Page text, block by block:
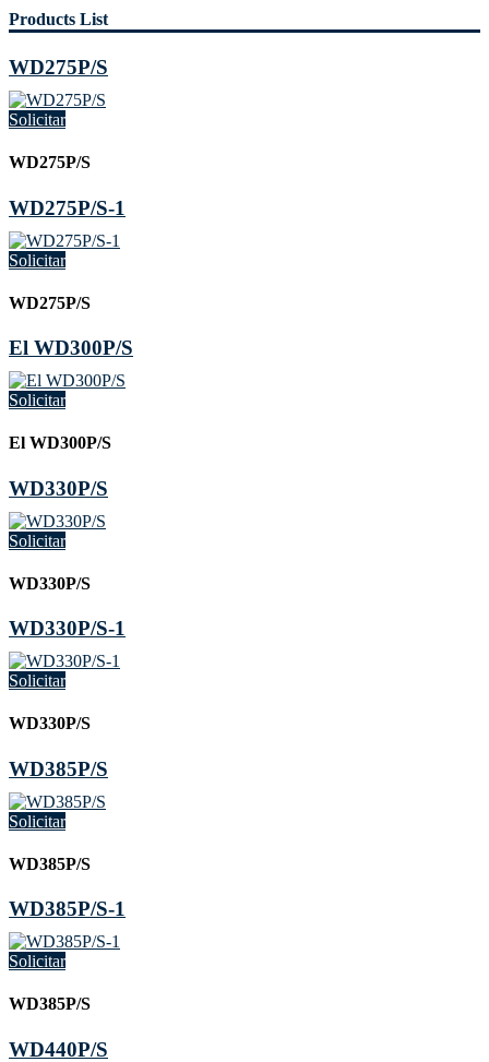
Products List
WD275P/S
Solicitar
WD275P/S
WD275P/S-1
Solicitar
WD275P/S
El WD300P/S
Solicitar
El WD300P/S
WD330P/S
Solicitar
WD330P/S
WD330P/S-1
Solicitar
WD330P/S
WD385P/S
Solicitar
WD385P/S
WD385P/S-1
Solicitar
WD385P/S
WD440P/S